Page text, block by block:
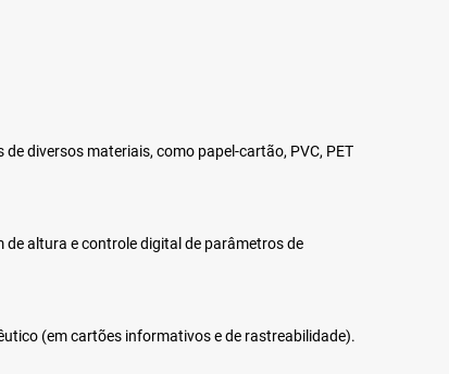
diversos materiais, como papel-cartão, PVC, PET
de altura e controle digital de parâmetros de
(em cartões informativos e de rastreabilidade).